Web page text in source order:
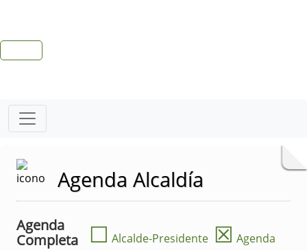
Agenda Alcaldía
Agenda
Completa
☐ Alcalde-Presidente ☒ Agenda